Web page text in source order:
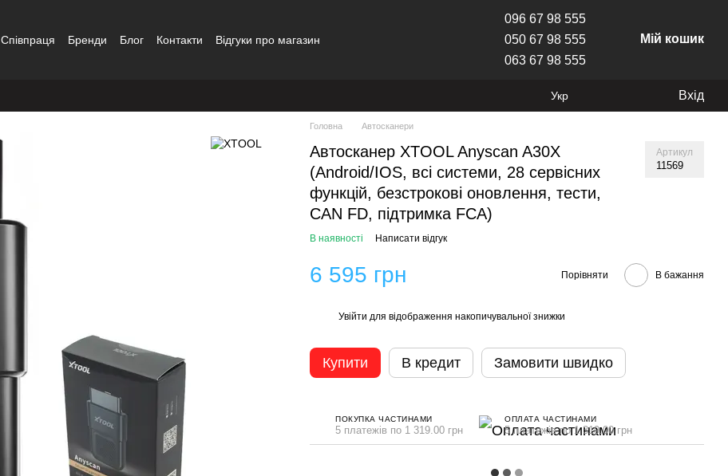
Співпраця Бренди Блог Контакти Відгуки про магазин
096 67 98 555
050 67 98 555
063 67 98 555
Мій кошик
Укр Вхід
Головна Автосканери
Автосканер XTOOL Anyscan A30X
(Android/IOS, всі системи, 28 сервісних
функцій, безстрокові оновлення, тести,
CAN FD, підтримка FCA)
Артикул
11569
В наявності Написати відгук
6 595 грн Порівняти В бажання
Увійти для відображення накопичувальної знижки
Купити В кредит Замовити швидко
ПОКУПКА ЧАСТИНАМИ
5 платежів по 1 319.00 грн
ОПЛАТА ЧАСТИНАМИ
5 платежів по 1 319.00 грн